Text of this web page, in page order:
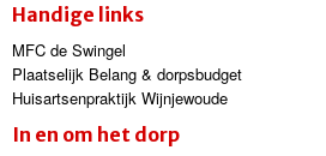
Handige links
MFC de Swingel
Plaatselijk Belang & dorpsbudget
Huisartsenpraktijk Wijnjewoude
In en om het dorp